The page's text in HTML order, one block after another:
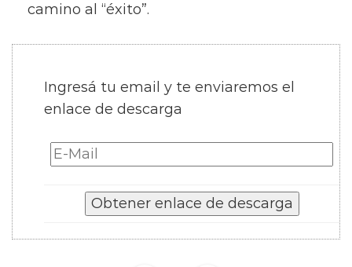
camino al “éxito”.
Ingresá tu email y te enviaremos el
enlace de descarga